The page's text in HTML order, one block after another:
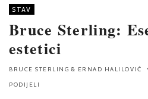
STAV
Bruce Sterling:
estetici
BRUCE STERLING & ERNAD HALILOVIĆ
PODIJELI